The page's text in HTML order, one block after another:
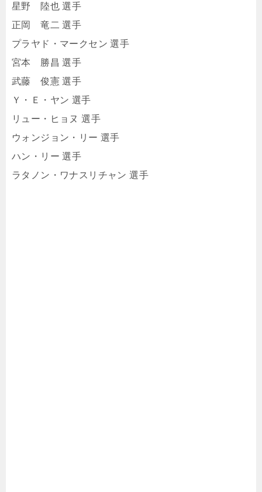
星野 陸也 選手
正岡 竜二 選手
プラヤド・マークセン 選手
宮本 勝昌 選手
武藤 俊憲 選手
Ｙ・Ｅ・ヤン 選手
リュー・ヒョヌ 選手
ウォンジョン・リー 選手
ハン・リー 選手
ラタノン・ワナスリチャン 選手